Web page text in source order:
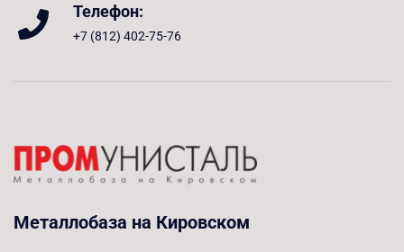
Телефон:
+7 (812) 402-75-76
Металлобаза на Кировском